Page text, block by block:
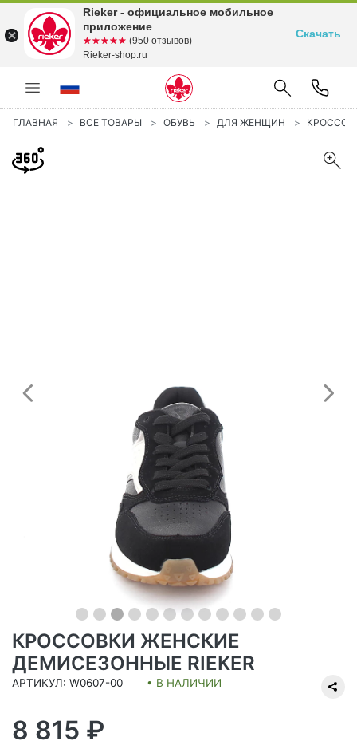
ГЛАВНАЯ ВСЕ ТОВАРЫ ОБУВЬ ДЛЯ ЖЕНЩИН
Предыдущий
КРОССОВКИ ЖЕНСКИЕ
ДЕМИСЕЗОННЫЕ RIEKER
АРТИКУЛ: W0607-00 • В НАЛИЧИИ
8 815 ₽
Rieker - официальное мобильное
приложение
☆☆☆☆☆
★★★★★ (950 отзывов)
Rieker-shop.ru
Скачать